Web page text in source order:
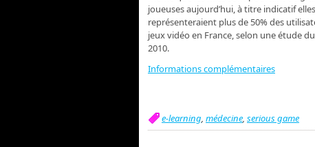
joueuses aujourd’hui, à titre indicatif elles
représenteraient plus de 50% des
jeux vidéo en France, selon une étude
2010.
Informations complémentaires
e-learning, médecine, serious game